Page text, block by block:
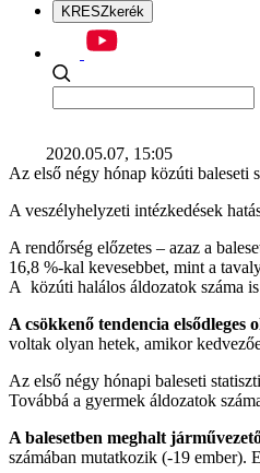
KRESZkerék
2020.05.07, 15:05
Az első négy hónap közúti baleseti
A veszélyhelyzeti intézkedések
A rendőrség előzetes – azaz a
16,8 %-kal kevesebbet, mint a
A közúti halálos áldozatok száma
A csökkenő tendencia elsődleges
voltak olyan hetek, amikor
Az első négy hónapi baleseti
Továbbá a gyermek áldozatok
A balesetben meghalt
számában mutatkozik (-19 ember).